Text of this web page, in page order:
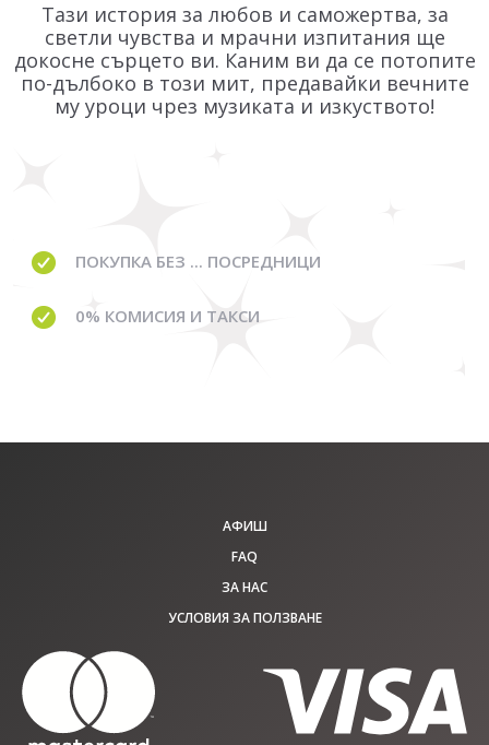
Тази история за любов и саможертва, за
светли чувства и мрачни изпитания ще
докосне сърцето ви. Каним ви да се потопите
по-дълбоко в този мит, предавайки вечните
му уроци чрез музиката и изкуството!
ПОКУПКА БЕЗ ... ПОСРЕДНИЦИ
0% КОМИСИЯ И ТАКСИ
АФИШ
FAQ
ЗА НАС
УСЛОВИЯ ЗА ПОЛЗВАНЕ